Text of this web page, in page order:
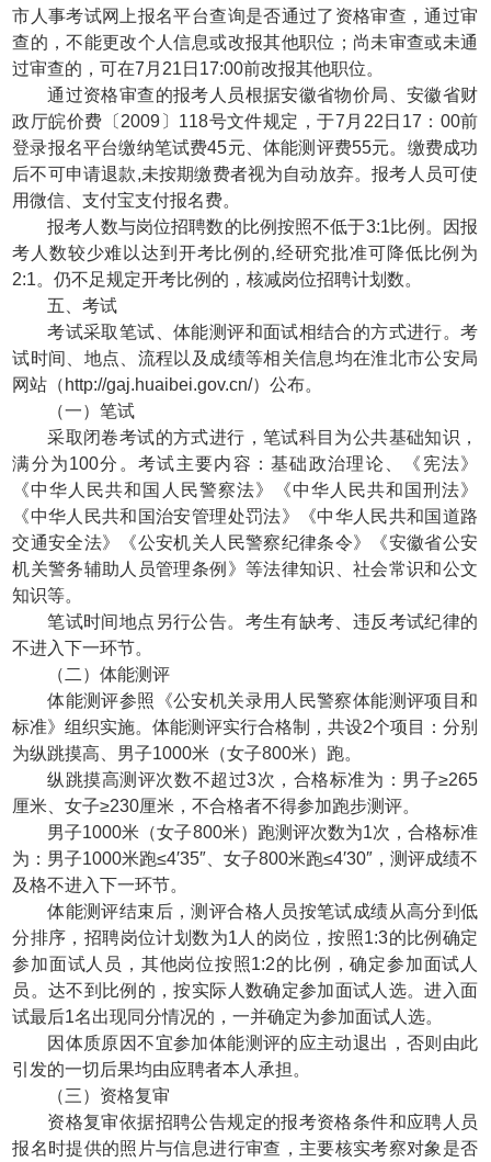
市人事考试网上报名平台查询是否通过了资格审查，通过审
查的，不能更改个人信息或改报其他职位；尚未审查或未通
过审查的，可在7月21日17:00前改报其他职位。
通过资格审查的报考人员根据安徽省物价局、安徽省财
政厅皖价费〔2009〕118号文件规定，于7月22日17：00前
登录报名平台缴纳笔试费45元、体能测评费55元。缴费成功
后不可申请退款,未按期缴费者视为自动放弃。报考人员可使
用微信、支付宝支付报名费。
报考人数与岗位招聘数的比例按照不低于3:1比例。因报
考人数较少难以达到开考比例的,经研究批准可降低比例为
2:1。仍不足规定开考比例的，核减岗位招聘计划数。
五、考试
考试采取笔试、体能测评和面试相结合的方式进行。考
试时间、地点、流程以及成绩等相关信息均在淮北市公安局
网站（http://gaj.huaibei.gov.cn/）公布。
（一）笔试
采取闭卷考试的方式进行，笔试科目为公共基础知识，
满分为100分。考试主要内容：基础政治理论、《宪法》
《中华人民共和国人民警察法》《中华人民共和国刑法》
《中华人民共和国治安管理处罚法》《中华人民共和国道路
交通安全法》《公安机关人民警察纪律条令》《安徽省公安
机关警务辅助人员管理条例》等法律知识、社会常识和公文
知识等。
笔试时间地点另行公告。考生有缺考、违反考试纪律的
不进入下一环节。
（二）体能测评
体能测评参照《公安机关录用人民警察体能测评项目和
标准》组织实施。体能测评实行合格制，共设2个项目：分别
为纵跳摸高、男子1000米（女子800米）跑。
纵跳摸高测评次数不超过3次，合格标准为：男子≥265
厘米、女子≥230厘米，不合格者不得参加跑步测评。
男子1000米（女子800米）跑测评次数为1次，合格标准
为：男子1000米跑≤4′35″、女子800米跑≤4′30″，测评成绩不
及格不进入下一环节。
体能测评结束后，测评合格人员按笔试成绩从高分到低
分排序，招聘岗位计划数为1人的岗位，按照1:3的比例确定
参加面试人员，其他岗位按照1:2的比例，确定参加面试人
员。达不到比例的，按实际人数确定参加面试人选。进入面
试最后1名出现同分情况的，一并确定为参加面试人选。
因体质原因不宜参加体能测评的应主动退出，否则由此
引发的一切后果均由应聘者本人承担。
（三）资格复审
资格复审依据招聘公告规定的报考资格条件和应聘人员
报名时提供的照片与信息进行审查，主要核实考察对象是否